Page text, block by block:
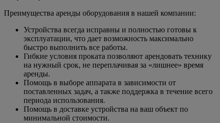
Преимущества аренды оборудования в нашей компании:
Устройства всегда исправны и полностью готовы к
эксплуатации, что дает возможность максимально
быстро выполнить все работы.
Гибкие условия проката позволяют арендовать технику
на нужный срок, не переплачивая за «лишнее» время
аренды.
Помощь в выборе аппарата в зависимости от
поставленных задач, а также поддержка в течение всего
периода использования.
Помощь в доставке устройства на ваш объект по
минимальной стоимости.